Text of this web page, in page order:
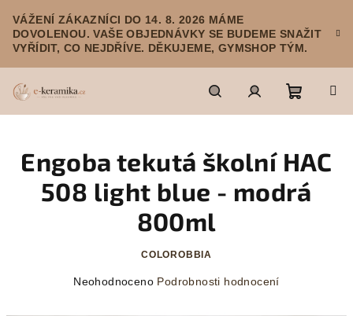
obsah
VÁŽENÍ ZÁKAZNÍCI DO 14. 8. 2026 MÁME
DOVOLENOU. VAŠE OBJEDNÁVKY SE BUDEME SNAŽIT
VYŘÍDIT, CO NEJDŘÍVE. DĚKUJEME, GYMSHOP TÝM.
HledatPřihlášeníNákupní
košík
Engoba tekutá školní HAC
508 light blue - modrá
800ml
COLOROBBIA
Průměrné
Neohodnoceno Podrobnosti hodnocení